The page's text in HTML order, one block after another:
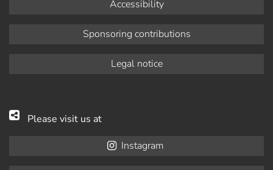
Accessibility
Sponsoring contributions
Legal notice
Please visit us at
Instagram